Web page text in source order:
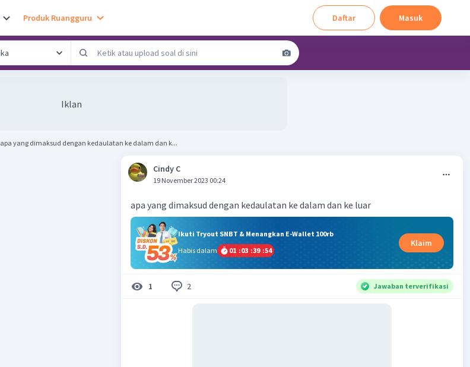
Produk Ruangguru Daftar Masuk
Iklan
apa yang dimaksud dengan kedaulatan ke dalam dan k...
Cindy C
19 November 2023 00:24
apa yang dimaksud dengan kedaulatan ke dalam dan ke luar
Ikuti Tryout SNBT & Menangkan E-Wallet 100rb
Habis dalam
01 :03 :39 :53
Klaim
1 2 Jawaban terverifikasi